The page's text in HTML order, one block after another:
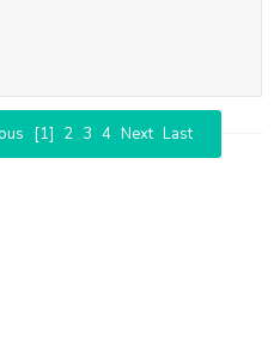
[1] 2 3 4 Next Last